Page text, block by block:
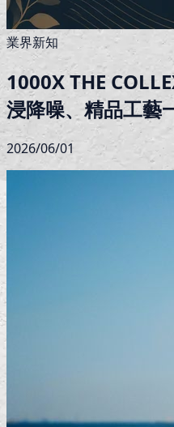
業界新知
1000X THE
浸降噪、精品工藝
2026/06/01